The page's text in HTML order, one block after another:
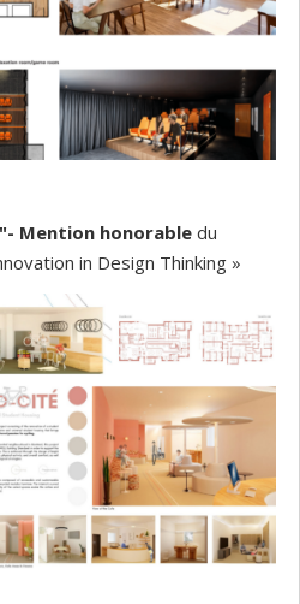
Mention honorable du
in Design Thinking »